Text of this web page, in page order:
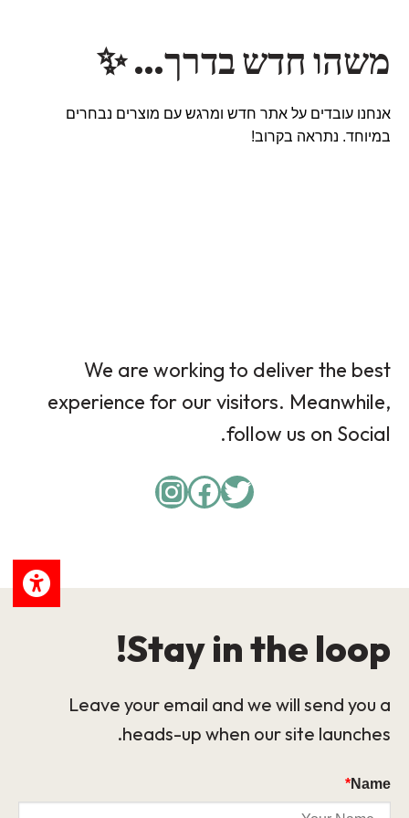
משהו חדש בדרך… ✨
אנחנו עובדים על אתר חדש ומרגש עם מוצרים נבחרים
במיוחד. נתראה בקרוב!
We are working to deliver the best
experience for our visitors. Meanwhile,
follow us on Social.
Twitter
Facebook
Instagram
Stay in the loop!
Leave your email and we will send you a
heads-up when our site launches.
Name
*